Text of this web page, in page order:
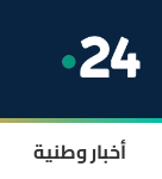
أخبار وطنية